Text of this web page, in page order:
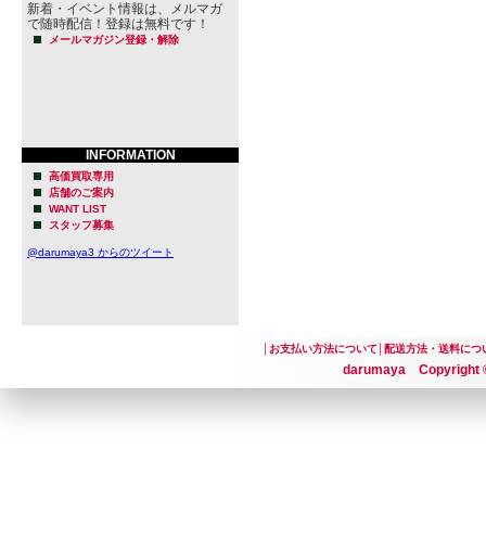
新着・イベント情報は、メルマガ
で随時配信！登録は無料です！
メールマガジン登録・解除
INFORMATION
高価買取専用
店舗のご案内
WANT LIST
スタッフ募集
@darumaya3 からのツイート
お支払い方法について│ 配送方法・送料につ
darumaya Copyright